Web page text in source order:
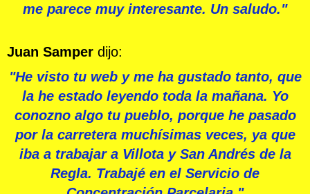
me parece muy interesante. Un saludo."
Juan Samper dijo:
"He visto tu web y me ha gustado tanto, que
la he estado leyendo toda la mañana. Yo
conozno algo tu pueblo, porque he pasado
por la carretera muchísimas veces, ya que
iba a trabajar a Villota y San Andrés de la
Regla. Trabajé en el Servicio de